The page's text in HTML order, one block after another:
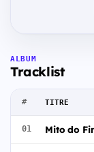
ALBUM
Tracklist
# TITRE
01 Mito do